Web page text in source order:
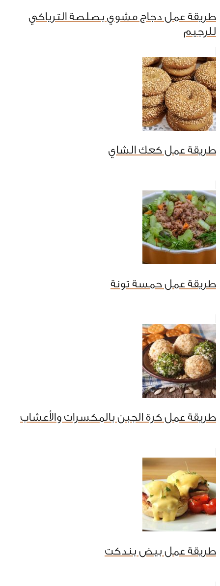
طريقة عمل دجاج مشوي بصلصة الترياكي
للرجيم
طريقة عمل كعك الشاي
طريقة عمل حمسة تونة
طريقة عمل كرة الجبن بالمكسرات والأعشاب
طريقة عمل بيض بندكت